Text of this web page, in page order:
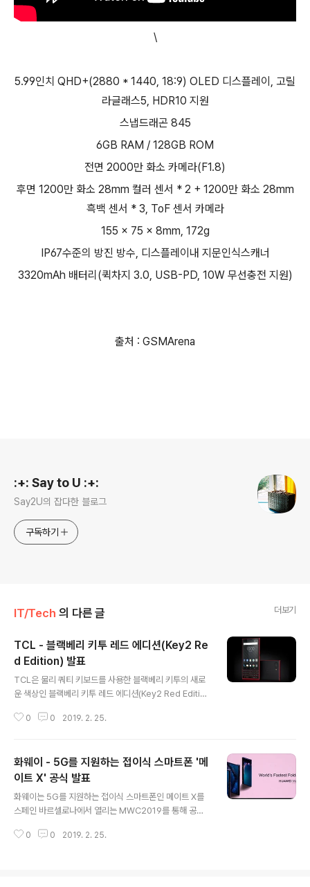
\
5.99인치 QHD+(2880 * 1440, 18:9) OLED 디스플레이, 고릴
라글래스5, HDR10 지원
스냅드래곤 845
6GB RAM / 128GB ROM
전면 2000만 화소 카메라(F1.8)
후면 1200만 화소 28mm 컬러 센서 * 2 + 1200만 화소 28mm
흑백 센서 * 3, ToF 센서 카메라
155 x 75 x 8mm, 172g
IP67수준의 방진 방수, 디스플레이내 지문인식스캐너
3320mAh 배터리(퀵차지 3.0, USB-PD, 10W 무선충전 지원)
출처 : GSMArena
:+: Say to U :+:
Say2U의 잡다한 블로그
구독하기
IT/Tech 의 다른 글 더보기
TCL - 블랙베리 키투 레드 에디션(Key2 Re
d Edition) 발표
TCL은 물리 쿼티 키보드를 사용한 블랙베리 키투의 새로
운 색상인 블랙베리 키투 레드 에디션(Key2 Red Editio
메탈 프레임을 사용해 레드 색상으로 디자인된 키투 레드
과 허브 및 캘린더앱이 새롭게 디자인되었으며, 기본 스펙
은 이전에 출시된 모델과 동일합니다. 블랙베리는 키투 레
드 에디션(Key2 Red Edition)을 유럽에서 사전 예약을
통해 779유로에 판매할 예정이며, 향후 아시아 및 북미에
0 0 2019. 2. 25.
화웨이 - 5G를 지원하는 접이식 스마트폰 '메
이트 X' 공식 발표
화웨이는 5G를 지원하는 접이식 스마트폰인 메이트 X를
스페인 바르셀로나에서 열리는 MWC2019를 통해 공식
를 아웃폴딩 방식으로 접어 6.6인치 2480 * 1148 디스
0 0 2019. 2. 25.